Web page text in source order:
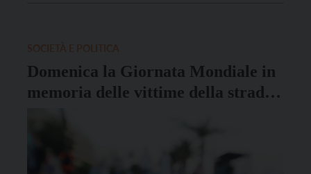
Domenica la Giornata Mondiale in
memoria delle vittime della strada: